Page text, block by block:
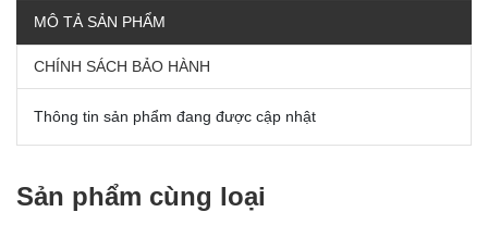
MÔ TẢ SẢN PHẨM
CHÍNH SÁCH BẢO HÀNH
Thông tin sản phẩm đang được cập nhật
Sản phẩm cùng loại